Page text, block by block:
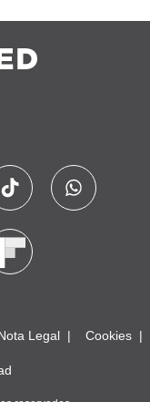
Legal Cookies